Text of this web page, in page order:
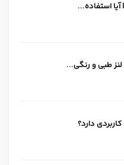
استفاده...
لنز طبی و رنگی...
دارد؟